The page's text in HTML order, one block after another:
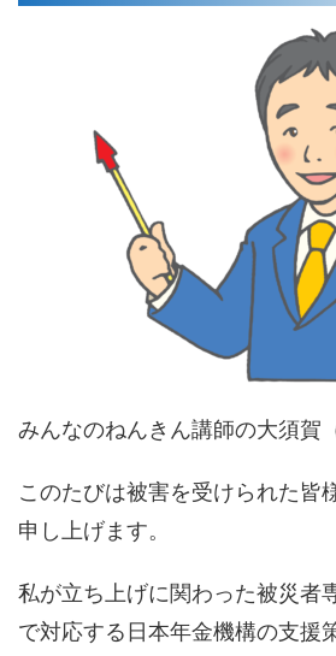
みんなのねんきん講師の大須賀
このたびは被害を受けられた皆
申し上げます。
私が立ち上げに関わった被災者
で対応する日本年金機構の支援